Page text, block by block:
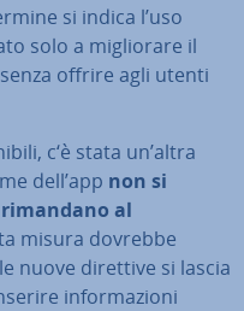
si indica l’uso
solo a mi­glio­ra­re il
offrire agli utenti
c‘è stata un’altra
dell’app non si
al
misura dovrebbe
nuove direttive si lascia
in­for­ma­zio­ni